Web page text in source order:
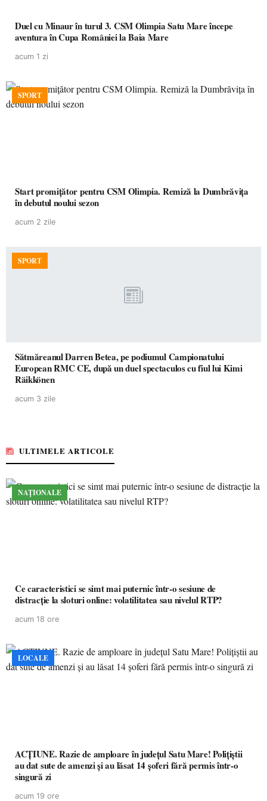
Duel cu Minaur în turul 3. CSM Olimpia Satu Mare începe
aventura în Cupa României la Baia Mare
acum 1 zi
SPORT
Start promițător pentru CSM Olimpia. Remiză la Dumbrăvița
în debutul noului sezon
acum 2 zile
SPORT
Sătmăreanul Darren Betea, pe podiumul Campionatului
European RMC CE, după un duel spectaculos cu fiul lui Kimi
Räikkönen
acum 3 zile
ULTIMELE ARTICOLE
NAȚIONALE
Ce caracteristici se simt mai puternic într-o sesiune de
distracție la sloturi online: volatilitatea sau nivelul RTP?
acum 18 ore
LOCALE
ACȚIUNE. Razie de amploare în județul Satu Mare! Polițiștii
au dat sute de amenzi și au lăsat 14 șoferi fără permis într-o
singură zi
acum 19 ore